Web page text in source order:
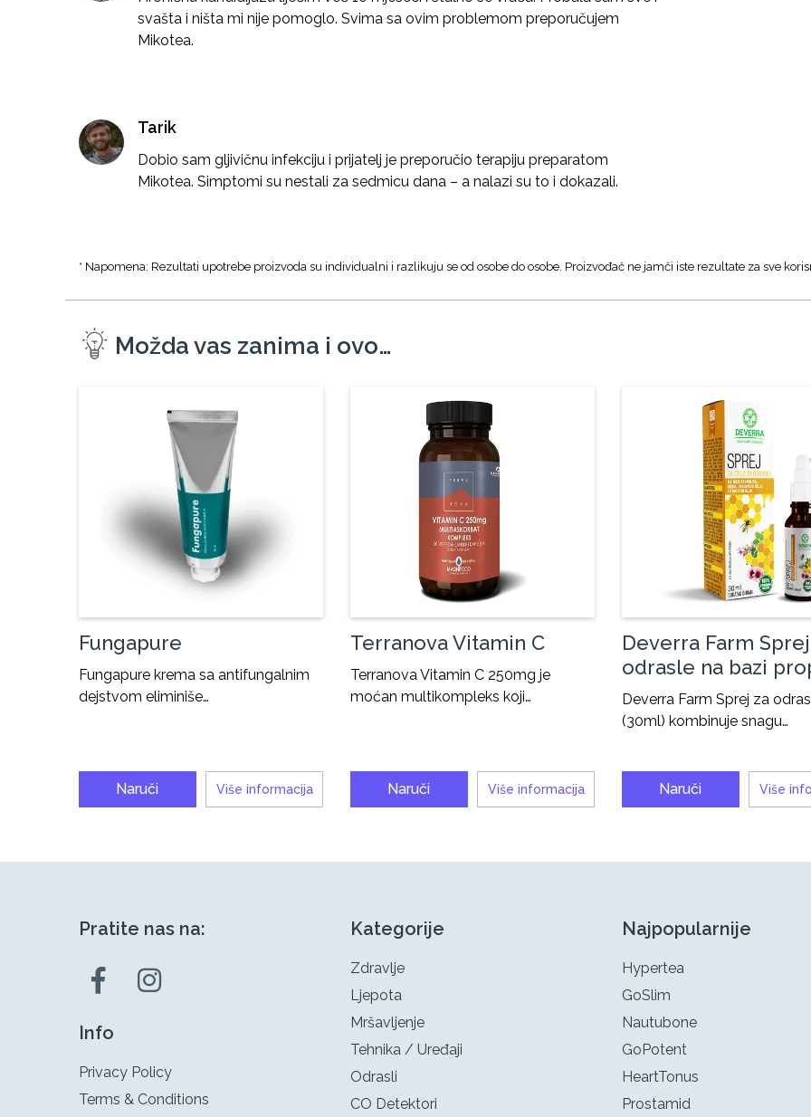
svašta i ništa mi nije pomoglo. Svima sa ovim problemom preporučujem
Mikotea.
Tarik
Dobio sam gljivičnu infekciju i prijatelj je preporučio terapiju preparatom
Mikotea. Simptomi su nestali za sedmicu dana – a nalazi su to i dokazali.
* Napomena: Rezultati upotrebe proizvoda su individualni i razlikuju se od osobe do osobe. Proizvođač ne jamči iste rezultate za sve
Možda vas zanima i ovo…
Fungapure
Fungapure krema sa antifungalnim
dejstvom eliminiše…
Naruči Više informacija
Terranova Vitamin C
Terranova Vitamin C 250mg je
moćan multikompleks koji…
Naruči Više informacija
Deverra Farm
odrasle na bazi
Deverra Farm Sprej za
(30ml) kombinuje snagu…
Naruči Više
Pratite nas na:
Info
Privacy Policy
Terms & Conditions
Kategorije
Zdravlje
Ljepota
Mršavljenje
Tehnika / Uređaji
Odrasli
CO Detektori
Najpopularnije
Hypertea
GoSlim
Nautubone
GoPotent
HeartTonus
Prostamid